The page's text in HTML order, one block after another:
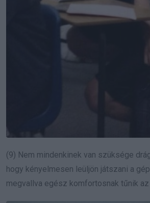
(9) Nem mindenkinek van szüksége
hogy kényelmesen leüljön játszani a
megvallva egész komfortosnak tűnik az